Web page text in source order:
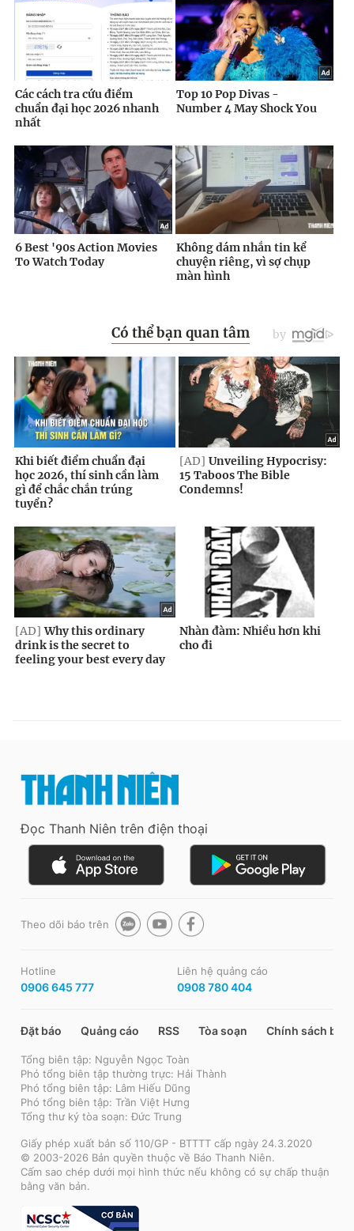
Đọc Thanh Niên trên điện thoại
Theo dõi báo trên
Hotline
0906 645 777
Liên hệ quảng cáo
0908 780 404
Đặt báo Quảng cáo RSS Tòa soạn Chính sách bảo
Tổng biên tập: Nguyễn Ngọc Toàn
Phó tổng biên tập thường trực: Hải Thành
Phó tổng biên tập: Lâm Hiếu Dũng
Phó tổng biên tập: Trần Việt Hưng
Tổng thư ký tòa soạn: Đức Trung
Giấy phép xuất bản số 110/GP - BTTTT cấp ngày 24.3.2020
© 2003-2026 Bản quyền thuộc về Báo Thanh Niên.
Cấm sao chép dưới mọi hình thức nếu không có sự chấp thuận
bằng văn bản.